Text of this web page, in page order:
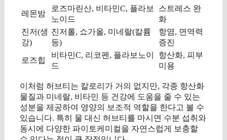
레몬밤
로즈마린산, 비타민C, 플라보
노이드
스트레스 완
화
진저(생
강)
진저롤, 쇼가올, 미네랄(칼륨
등)
항염, 면역력
증진
로즈힙
비타민C, 리코펜, 플라보노이
드
항산화, 피부
미용
이처럼 허브티는 칼로리가 거의 없지만, 각종 항산화
물질과 미네랄, 비타민 등 건강에 도움을 줄 수 있는
성분을 제공하여 영양의 보조적 역할을 한다고 볼 수
있습니다. 특히 물 대신 허브티를 마시면 수분 섭취와
동시에 다양한 파이토케미컬을 자연스럽게 보충할